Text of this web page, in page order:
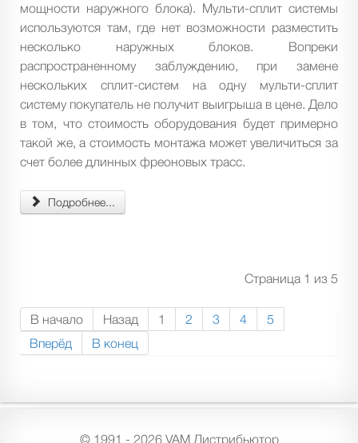
мощности наружного блока). Мульти-сплит системы
используются там, где нет возможности разместить
несколько наружных блоков. Вопреки
распространенному заблуждению, при замене
нескольких сплит-систем на одну мульти-сплит
систему покупатель не получит выигрыша в цене. Дело
в том, что стоимость оборудования будет примерно
такой же, а стоимость монтажа может увеличиться за
счет более длинных фреоновых трасс.
Подробнее...
Страница 1 из 5
В начало Назад 1 2 3 4
5
Вперёд
В конец
© 1991 - 2026 VAM Дистрибьютор